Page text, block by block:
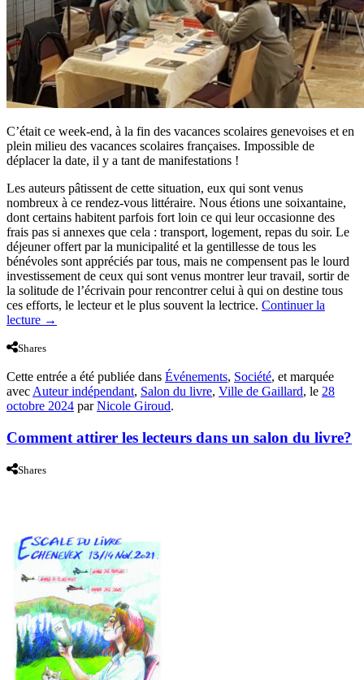
C’était ce week-end, à la fin des vacances scolaires genevoises et en
plein milieu des vacances scolaires françaises. Impossible de
déplacer la date, il y a tant de manifestations !
Les auteurs pâtissent de cette situation, eux qui sont venus
nombreux à ce rendez-vous littéraire. Nous étions une soixantaine,
dont certains habitent parfois fort loin ce qui leur occasionne des
frais pas si annexes que cela : transport, logement, repas du soir. Le
déjeuner offert par la municipalité et la gentillesse de tous les
bénévoles sont appréciés par tous, mais ne compensent pas le lourd
investissement de ceux qui sont venus montrer leur travail, sortir de
la solitude de l’écrivain pour rencontrer celui à qui on destine tous
ces efforts, le lecteur et le plus souvent la lectrice. Continuer la
lecture →
Shares
Cette entrée a été publiée dans Événements, Société, et marquée
avec Auteur indépendant, Salon du livre, Ville de Gaillard, le 28
octobre 2024 parNicole Giroud.
Comment attirer les lecteurs dans un salon du livre?
Shares